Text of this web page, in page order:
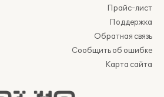
Прайс-лист
Поддержка
Обратная связь
Сообщить об ошибке
Карта сайта